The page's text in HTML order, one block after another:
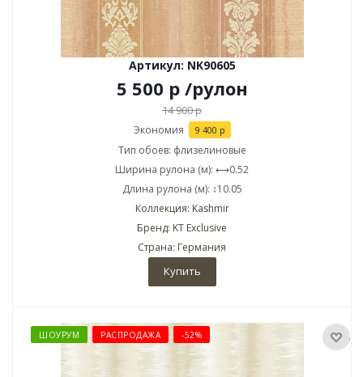
Артикул: NK90605
5 500 р /рулон
14 900р
Экономия 9 400 р
Тип обоев: флизелиновые
Ширина рулона (м): ⟷0.52
Длина рулона (м): ↕10.05
Коллекция: Kashmir
Бренд: KT Exclusive
Страна: Германия
Купить
ШОУРУМ РАСПРОДАЖА -52%